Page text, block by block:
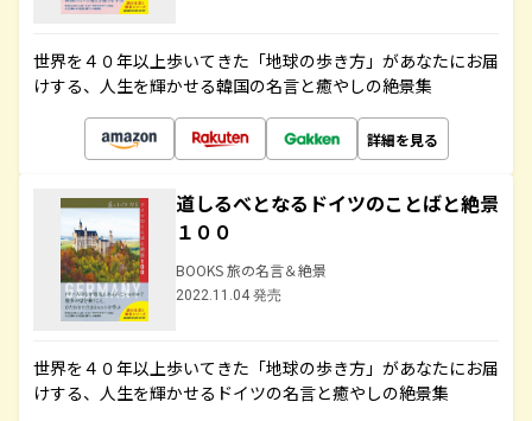
世界を４０年以上歩いてきた「地球の歩き方」があなたにお届
けする、人生を輝かせる韓国の名言と癒やしの絶景集
詳細を見る
道しるべとなるドイツのことばと絶景
１００
BOOKS 旅の名言＆絶景
2022.11.04 発売
世界を４０年以上歩いてきた「地球の歩き方」があなたにお届
けする、人生を輝かせるドイツの名言と癒やしの絶景集